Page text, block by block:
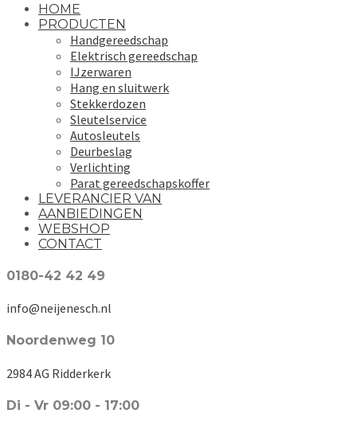
HOME
PRODUCTEN
Handgereedschap
Elektrisch gereedschap
IJzerwaren
Hang en sluitwerk
Stekkerdozen
Sleutelservice
Autosleutels
Deurbeslag
Verlichting
Parat gereedschapskoffer
LEVERANCIER VAN
AANBIEDINGEN
WEBSHOP
CONTACT
0180-42 42 49
info@neijenesch.nl
Noordenweg 10
2984 AG Ridderkerk
Di - Vr 09:00 - 17:00